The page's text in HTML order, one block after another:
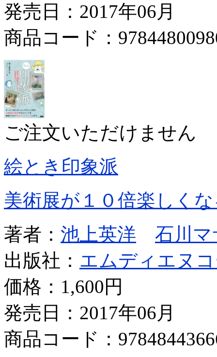
発売日：2017年06月
商品コード：
ご注文いただけません
絵とき印象派
美術展が１０倍楽しく
著者： 池上英洋
石川
出版社： エムディエヌ
価格： 1,600円
発売日：2017年06月
商品コード：